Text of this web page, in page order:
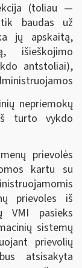
(toliau —
baudas už
jų apskaitą,
išieškojimo
antstoliai),
nepriemokų
turto vykdo
prievolės
kartu su
prievoles iš
VMI pasieks
sistemų
prievolių
atsisakyta